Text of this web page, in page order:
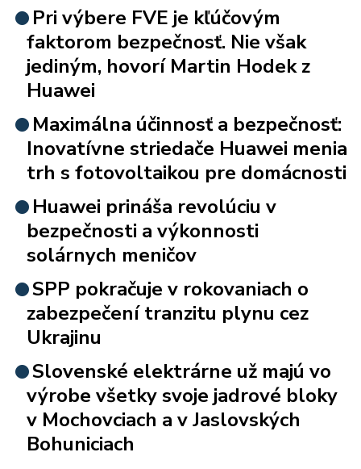
Pri výbere FVE je kľúčovým
faktorom bezpečnosť. Nie však
jediným, hovorí Martin Hodek z
Huawei
Maximálna účinnosť a bezpečnosť:
Inovatívne striedače Huawei menia
trh s fotovoltaikou pre domácnosti
Huawei prináša revolúciu v
bezpečnosti a výkonnosti
solárnych meničov
SPP pokračuje v rokovaniach o
zabezpečení tranzitu plynu cez
Ukrajinu
Slovenské elektrárne už majú vo
výrobe všetky svoje jadrové bloky
v Mochovciach a v Jaslovských
Bohuniciach